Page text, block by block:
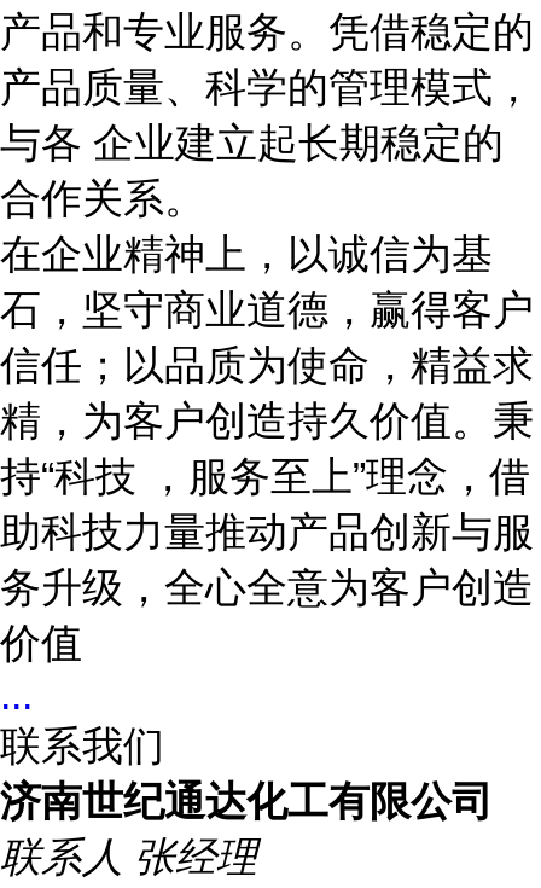
产品和专业服务。凭借稳定的
产品质量、科学的管理模式，
与各 企业建立起长期稳定的
合作关系。
在企业精神上，以诚信为基
石，坚守商业道德，赢得客户
信任；以品质为使命，精益求
精，为客户创造持久价值。秉
持“科技 ，服务至上”理念，借
助科技力量推动产品创新与服
务升级，全心全意为客户创造
价值
...
联系我们
济南世纪通达化工有限公司
联系人 张经理